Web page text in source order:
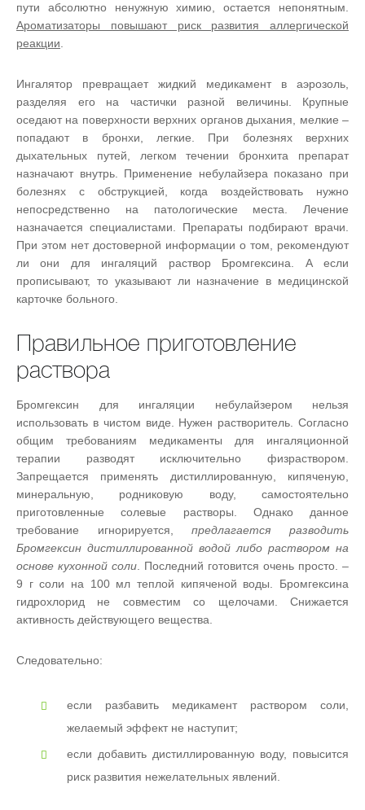
пути абсолютно ненужную химию, остается непонятным.
Ароматизаторы повышают риск развития аллергической
реакции.
Ингалятор превращает жидкий медикамент в аэрозоль,
разделяя его на частички разной величины. Крупные
оседают на поверхности верхних органов дыхания, мелкие –
попадают в бронхи, легкие. При болезнях верхних
дыхательных путей, легком течении бронхита препарат
назначают внутрь. Применение небулайзера показано при
болезнях с обструкцией, когда воздействовать нужно
непосредственно на патологические места. Лечение
назначается специалистами. Препараты подбирают врачи.
При этом нет достоверной информации о том, рекомендуют
ли они для ингаляций раствор Бромгексина. А если
прописывают, то указывают ли назначение в медицинской
карточке больного.
Правильное приготовление
раствора
Бромгексин для ингаляции небулайзером нельзя
использовать в чистом виде. Нужен растворитель. Согласно
общим требованиям медикаменты для ингаляционной
терапии разводят исключительно физраствором.
Запрещается применять дистиллированную, кипяченую,
минеральную, родниковую воду, самостоятельно
приготовленные солевые растворы. Однако данное
требование игнорируется,предлагается разводить
Бромгексин дистиллированной водой либо раствором на
основе кухонной соли. Последний готовится очень просто. –
9 г соли на 100 мл теплой кипяченой воды. Бромгексина
гидрохлорид не совместим со щелочами. Снижается
активность действующего вещества.
Следовательно:
если разбавить медикамент раствором соли,
желаемый эффект не наступит;
если добавить дистиллированную воду, повысится
риск развития нежелательных явлений.